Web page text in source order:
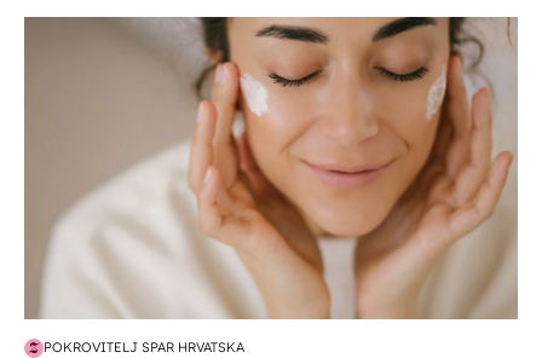
moda & ljepota
POKROVITELJ SPAR HRVATSKA